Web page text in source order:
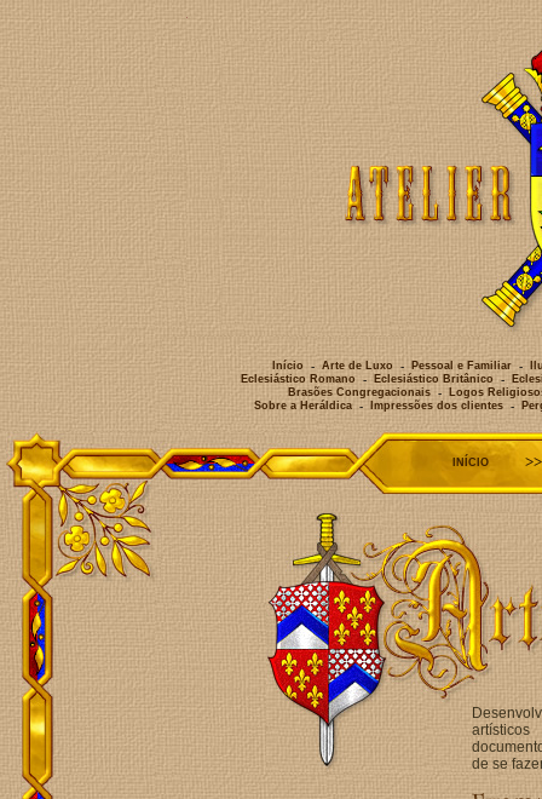
INÍCIO >>
de se